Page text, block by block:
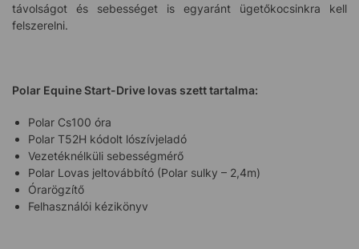
távolságot és sebességet is egyaránt ügetőkocsinkra kell
felszerelni.
Polar Equine Start-Drive lovas szett tartalma:
Polar Cs100 óra
Polar T52H kódolt lószívjeladó
Vezetéknélküli sebességmérő
Polar Lovas jeltovábbító (Polar sulky – 2,4m)
Órarögzítő
Felhasználói kézikönyv